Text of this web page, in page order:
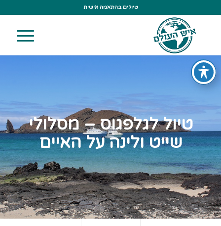
טיולים בהתאמה אישית
טיול לגלפגוס – מסלולי
שייט ולינה על האיים